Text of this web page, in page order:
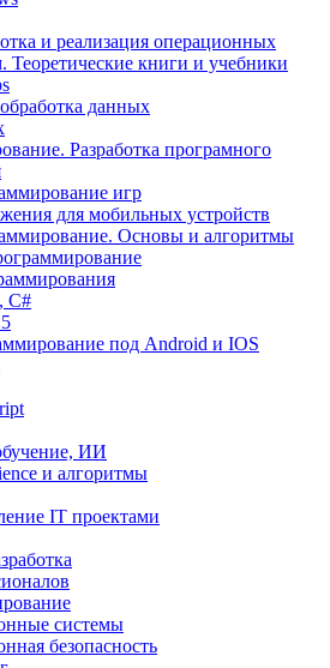
и реализация операционных
Теоретические книги и учебники
данных
Разработка програмного
игр
для мобильных устройств
Основы и алгоритмы
С#
под Android и IOS
ИИ
и алгоритмы
IT проектами
системы
безопасность